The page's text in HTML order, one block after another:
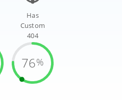
Has
Custom
404
76%